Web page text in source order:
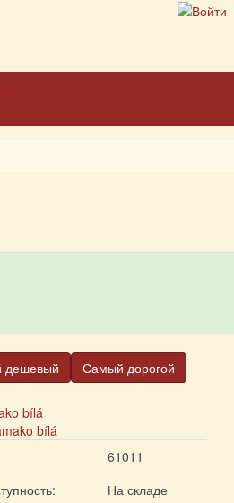
Самый дорогой
bílá
61011
На складе